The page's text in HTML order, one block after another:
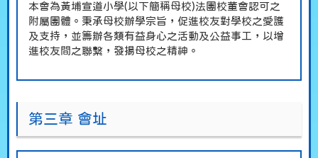
本會為黃埔宣道小學(以下簡稱母校)法團校董會認可之
附屬團體。秉承母校辦學宗旨，促進校友對學校之愛護
及支持，並籌辦各類有益身心之活動及公益事工，以增
進校友間之聯繫，發揚母校之精神。
第三章 會址